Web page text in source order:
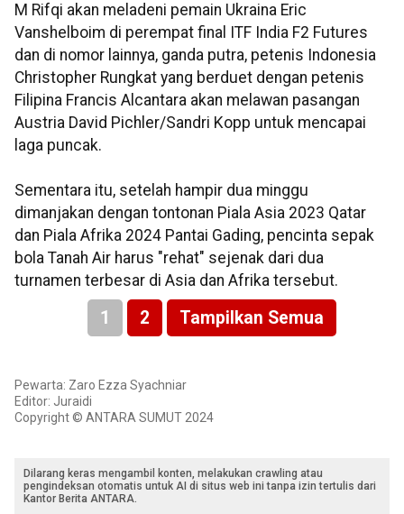
M Rifqi akan meladeni pemain Ukraina Eric
Vanshelboim di perempat final ITF India F2 Futures
dan di nomor lainnya, ganda putra, petenis Indonesia
Christopher Rungkat yang berduet dengan petenis
Filipina Francis Alcantara akan melawan pasangan
Austria David Pichler/Sandri Kopp untuk mencapai
laga puncak.
Sementara itu, setelah hampir dua minggu
dimanjakan dengan tontonan Piala Asia 2023 Qatar
dan Piala Afrika 2024 Pantai Gading, pencinta sepak
bola Tanah Air harus "rehat" sejenak dari dua
turnamen terbesar di Asia dan Afrika tersebut.
1 2 Tampilkan Semua
Pewarta: Zaro Ezza Syachniar
Editor: Juraidi
Copyright © ANTARA SUMUT 2024
Dilarang keras mengambil konten, melakukan crawling atau
pengindeksan otomatis untuk AI di situs web ini tanpa izin tertulis dari
Kantor Berita ANTARA.